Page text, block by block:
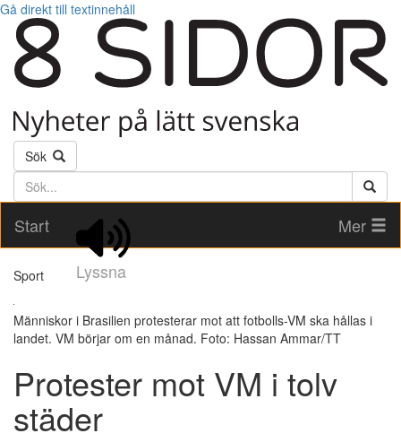
Gå direkt till textinnehåll
Sök
Söktext
Start
Lyssna
Mer
Sport
Människor i Brasilien protesterar mot att fotbolls-VM ska hållas i
landet. VM börjar om en månad. Foto: Hassan Ammar/TT
Protester mot VM i tolv
städer